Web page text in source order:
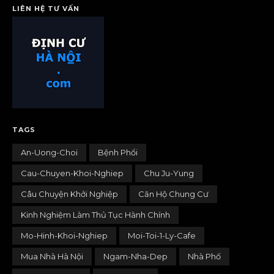
LIÊN HỆ TƯ VẤN
TAGS
An-Uong-Choi Bệnh Phổi
Cau-Chuyen-Khoi-Nghiep Chu Ju-Yung
Câu Chuyện Khởi Nghiệp Căn Hộ Chung Cư
Kinh Nghiệm Làm Thủ Tục Hành Chính
Mo-Hinh-Khoi-Nghiep Moi-Toi-1-Ly-Cafe
Mua Nhà Hà Nội Ngam-Nha-Dep Nhà Phố